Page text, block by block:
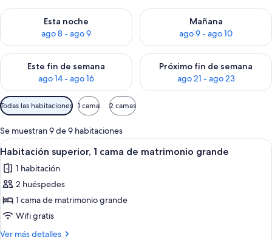
Esta noche
ago 8 - ago 9
Consulta la disponibilidad para esta noche, ago 8 - ago 9
Mañana
ago 9 - ago 10
Consulta la disponibilidad
Este fin de semana
ago 14 - ago 16
Consulta la disponibilidad para este fin de semana, ago 14 -
Próximo fin de semana
ago 21 - ago 23
Consulta la disponibilidad
Filtros
disponibles
para
las
habitaciones
Todas las habitaciones 1 cama 2 camas
Se muestran 9 de 9 habitaciones
Abrir
todas
las
fotos
de
Habitación
superior,
Habitación de hotel con una cama
9
Habitación superior, 1 cama de matrimonio grande
1 habitación
2 huéspedes
1 cama de matrimonio grande
Wifi gratis
Ver más detalles
Más